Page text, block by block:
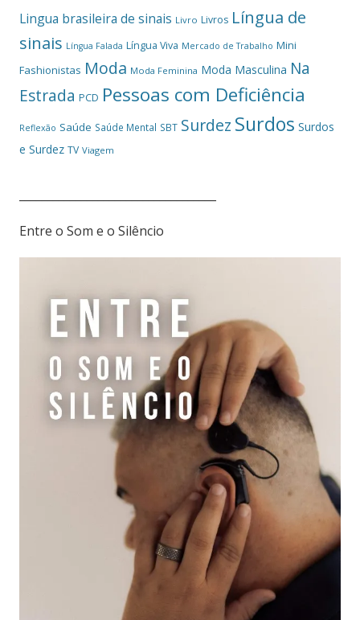
Lingua brasileira de sinais Livro Livros Língua de
sinais Língua Falada Língua Viva Mercado de Trabalho Mini
Fashionistas Moda Moda Feminina Moda Masculina Na
Estrada PCD Pessoas com Deficiência
Reflexão Saúde Saúde Mental SBT Surdez Surdos Surdos
e Surdez TV Viagem
Entre o Som e o Silêncio